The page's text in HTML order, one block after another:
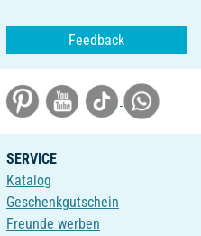
Feedback
SERVICE
Katalog
Geschenkgutschein
Freunde werben